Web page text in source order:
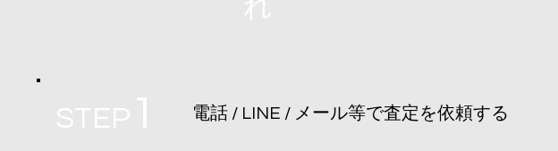
​電話 / LINE / メール等で査定を依頼する